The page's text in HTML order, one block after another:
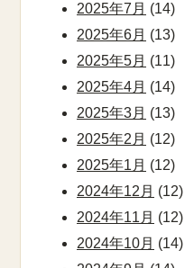
2025年7月 (14)
2025年6月 (13)
2025年5月 (11)
2025年4月 (14)
2025年3月 (13)
2025年2月 (12)
2025年1月 (12)
2024年12月 (12)
2024年11月 (12)
2024年10月 (14)